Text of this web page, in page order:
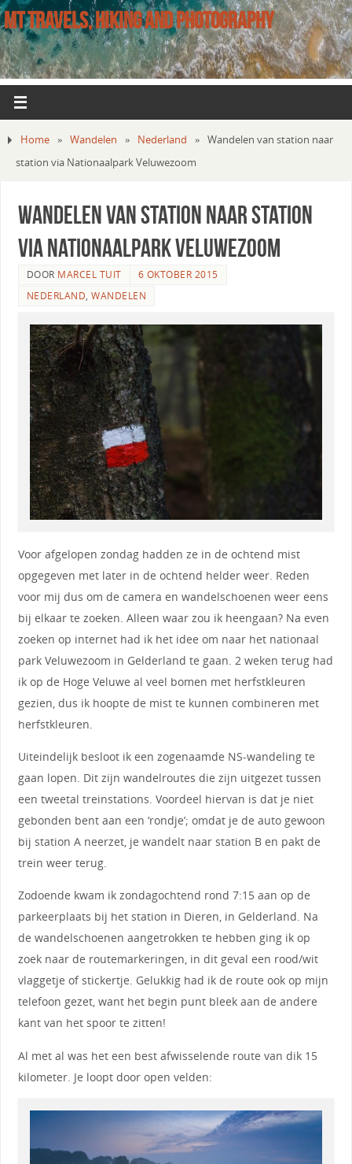
MT TRAVELS, HIKING AND PHOTOGRAPHY
Home » Wandelen » Nederland » Wandelen van station naar
station via Nationaalpark Veluwezoom
Wandelen van station naar station
via Nationaalpark Veluwezoom
DOOR MARCEL TUIT
6 OKTOBER 2015
NEDERLAND,WANDELEN
Voor afgelopen zondag hadden ze in de ochtend mist
opgegeven met later in de ochtend helder weer. Reden
voor mij dus om de camera en wandelschoenen weer eens
bij elkaar te zoeken. Alleen waar zou ik heengaan? Na even
zoeken op internet had ik het idee om naar het nationaal
park Veluwezoom in Gelderland te gaan. 2 weken terug had
ik op de Hoge Veluwe al veel bomen met herfstkleuren
gezien, dus ik hoopte de mist te kunnen combineren met
herfstkleuren.
Uiteindelijk besloot ik een zogenaamde NS-wandeling te
gaan lopen. Dit zijn wandelroutes die zijn uitgezet tussen
een tweetal treinstations. Voordeel hiervan is dat je niet
gebonden bent aan een ‘rondje’; omdat je de auto gewoon
bij station A neerzet, je wandelt naar station B en pakt de
trein weer terug.
Zodoende kwam ik zondagochtend rond 7:15 aan op de
parkeerplaats bij het station in Dieren, in Gelderland. Na
de wandelschoenen aangetrokken te hebben ging ik op
zoek naar de routemarkeringen, in dit geval een rood/wit
vlaggetje of stickertje. Gelukkig had ik de route ook op mijn
telefoon gezet, want het begin punt bleek aan de andere
kant van het spoor te zitten!
Al met al was het een best afwisselende route van dik 15
kilometer. Je loopt door open velden: